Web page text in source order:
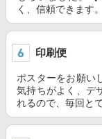
く、信頼できます
印刷便
ポスターをお願い
気持ちがよく、デ
れるので、毎回と